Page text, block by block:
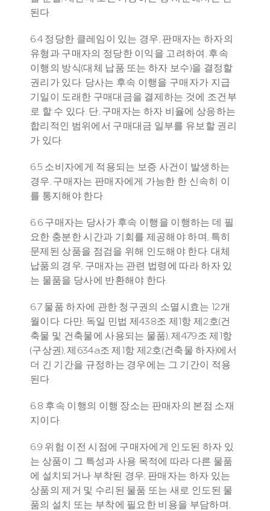
된다.
6.4 정당한 클레임이 있는 경우, 판매자는 하자의
유형과 구매자의 정당한 이익을 고려하여, 후속
이행의 방식(대체 납품 또는 하자 보수)을 결정할
권리가 있다. 당사는 후속 이행을 구매자가 지급
기일이 도래한 구매대금을 결제하는 것에 조건부
로 할 수 있다. 단, 구매자는 하자 비율에 상응하는
합리적인 범위에서 구매대금 일부를 유보할 권리
가 있다.
6.5 소비자에게 적용되는 보증 사건이 발생하는
경우, 구매자는 판매자에게 가능한 한 신속히 이
를 통지해야 한다.
6.6 구매자는 당사가 후속 이행을 이행하는 데 필
요한 충분한 시간과 기회를 제공해야 하며, 특히
문제된 상품을 점검을 위해 인도해야 한다. 대체
납품의 경우, 구매자는 관련 법령에 따라 하자 있
는 물품을 당사에 반환해야 한다.
6.7 물품 하자에 관한 청구권의 소멸시효는 12개
월이다. 다만, 독일 민법 제438조 제1항 제2호(건
축물 및 건축물에 사용되는 물품), 제479조 제1항
(구상권), 제634a조 제1항 제2호(건축물 하자)에서
더 긴 기간을 규정하는 경우에는 그 기간이 적용
된다.
6.8 후속 이행의 이행 장소는 판매자의 본점 소재
지이다.
6.9 위험 이전 시점에 구매자에게 인도된 하자 있
는 상품이 그 특성과 사용 목적에 따라 다른 물품
에 설치되거나 부착된 경우, 판매자는 하자 있는
상품의 제거 및 수리된 물품 또는 새로 인도된 물
품의 설치 또는 부착에 필요한 비용을 부담하며,